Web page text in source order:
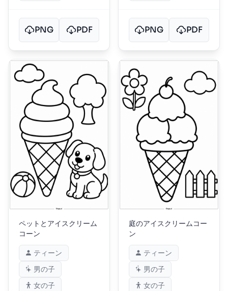
PNG PDF PNG PDF
ペットとアイスクリーム
コーン
ティーン
男の子
女の子
庭のアイスクリームコー
ン
ティーン
男の子
女の子